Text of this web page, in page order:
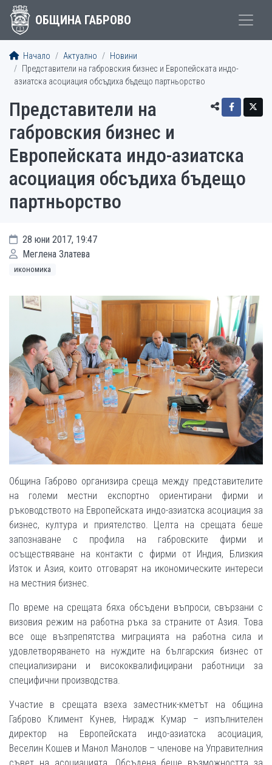
ОБЩИНА ГАБРОВО
Начало Актуално
Новини
Представители на габровския бизнес и Европейската индо-
азиатска асоциация обсъдиха бъдещо партньорство
Представители на
габровския бизнес и
Европейската индо-азиатска
асоциация обсъдиха бъдещо
партньорство
28 юни 2017, 19:47
Меглена Златева
икономика
Община Габрово организира среща между представителите
на големи местни експортно ориентирани фирми и
ръководството на Европейската индо-азиатска асоциация за
бизнес, култура и приятелство. Целта на срещата беше
запознаване с профила на габровските фирми и
осъществяване на контакти с фирми от Индия, Близкия
Изток и Азия, които отговарят на икономическите интереси
на местния бизнес.
По време на срещата бяха обсъдени въпроси, свързани с
визовия режим на работна ръка за страните от Азия. Това
все още възпрепятства миграцията на работна сила и
удовлетворяването на нуждите на българския бизнес от
специализирани и висококвалифицирани работници за
специфични производства.
Участие в срещата взеха заместник-кметът на община
Габрово Климент Кунев, Нирадж Кумар – изпълнителен
директор на Европейската индо-азиатска асоциация,
Веселин Кошев и Манол Манолов – членове на Управителния